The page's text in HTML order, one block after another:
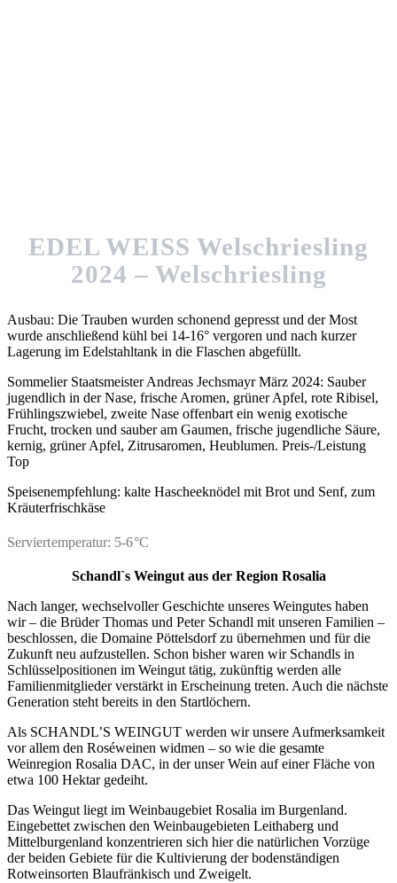
EDEL WEISS Welschriesling
2024 – Welschriesling
Ausbau: Die Trauben wurden schonend gepresst und der Most
wurde anschließend kühl bei 14-16° vergoren und nach kurzer
Lagerung im Edelstahltank in die Flaschen abgefüllt.
Sommelier Staatsmeister Andreas Jechsmayr März 2024: Sauber
jugendlich in der Nase, frische Aromen, grüner Apfel, rote Ribisel,
Frühlingszwiebel, zweite Nase offenbart ein wenig exotische
Frucht, trocken und sauber am Gaumen, frische jugendliche Säure,
kernig, grüner Apfel, Zitrusaromen, Heublumen. Preis-/Leistung
Top
Speisenempfehlung: kalte Hascheeknödel mit Brot und Senf, zum
Kräuterfrischkäse
Serviertemperatur: 5-6°C
Schandl`s Weingut aus der Region Rosalia
Nach langer, wechselvoller Geschichte unseres Weingutes haben
wir – die Brüder Thomas und Peter Schandl mit unseren Familien –
beschlossen, die Domaine Pöttelsdorf zu übernehmen und für die
Zukunft neu aufzustellen. Schon bisher waren wir Schandls in
Schlüsselpositionen im Weingut tätig, zukünftig werden alle
Familienmitglieder verstärkt in Erscheinung treten. Auch die nächste
Generation steht bereits in den Startlöchern.
Als SCHANDL’S WEINGUT werden wir unsere Aufmerksamkeit
vor allem den Roséweinen widmen – so wie die gesamte
Weinregion Rosalia DAC, in der unser Wein auf einer Fläche von
etwa 100 Hektar gedeiht.
Das Weingut liegt im Weinbaugebiet Rosalia im Burgenland.
Eingebettet zwischen den Weinbaugebieten Leithaberg und
Mittelburgenland konzentrieren sich hier die natürlichen Vorzüge
der beiden Gebiete für die Kultivierung der bodenständigen
Rotweinsorten Blaufränkisch und Zweigelt.